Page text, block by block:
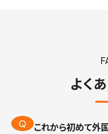
よく
Q
これから初めて外